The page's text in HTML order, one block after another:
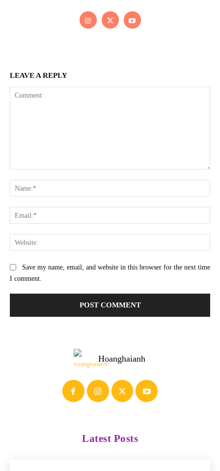
LEAVE A REPLY
Save my name, email, and website in this browser for the next time
I comment.
Hoanghaianh
Latest Posts